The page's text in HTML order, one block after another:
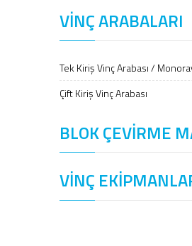
VİNÇ ARABALARI
Tek Kiriş Vinç Arabası /
Çift Kiriş Vinç Arabası
BLOK ÇEVİRME
VİNÇ